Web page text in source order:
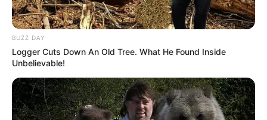
BUZZ DAY
Logger Cuts Down An Old Tree. What He Found Inside
Unbelievable!